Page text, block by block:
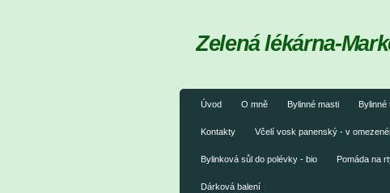
Úvod O mně Bylinné masti Bylinné
Kontakty Včelí vosk panenský - v
Bylinková sůl do polévky - bio Pomáda na
Dárková balení
Zelená lékárna-